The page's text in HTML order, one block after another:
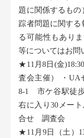
題に関係するも
踪者問題に関す
る可能性もあり
等についてはお問
★11月8日(金
査会主催） ・UA
8-1 市ケ谷駅徒
右に入り30メー
合せ 調査会
★11月9日（土）